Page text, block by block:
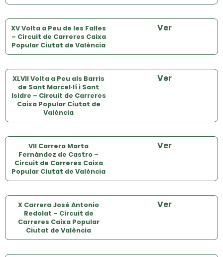
XV Volta a Peu de les Falles
– Circuit de Carreres Caixa
Popular Ciutat de València
Ver
XLVII Volta a Peu als Barris
de Sant Marcel·lí i Sant
Isidre – Circuit de Carreres
Caixa Popular Ciutat de
València
Ver
VII Carrera Marta
Fernández de Castro –
Circuit de Carreres Caixa
Popular Ciutat de València
Ver
X Carrera José Antonio
Redolat – Circuit de
Carreres Caixa Popular
Ciutat de València
Ver